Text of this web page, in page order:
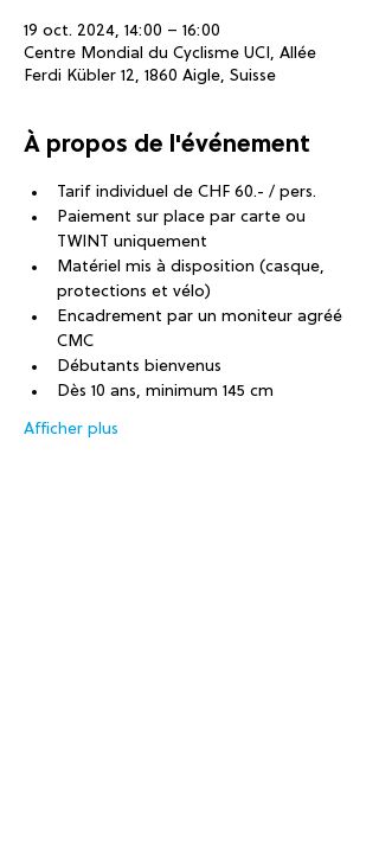
19 oct. 2024, 14:00 – 16:00
Centre Mondial du Cyclisme UCI, Allée
Ferdi Kübler 12, 1860 Aigle, Suisse
À propos de l'événement
Tarif individuel de CHF 60.- / pers.
Paiement sur place par carte ou
TWINT uniquement
Matériel mis à disposition (casque,
protections et vélo)
Encadrement par un moniteur agréé
CMC
Débutants bienvenus
Dès 10 ans, minimum 145 cm
Afficher plus